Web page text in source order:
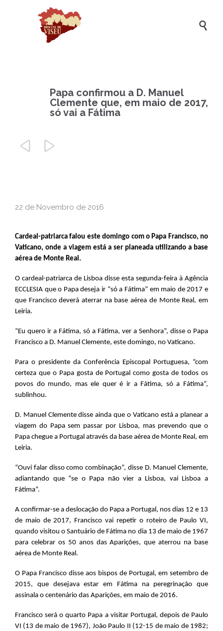

Papa confirmou a D. Manuel
Clemente que, em maio de 2017,
só vai a Fátima
 
22 de Novembro de 2016
Cardeal-patriarca falou este domingo com o Papa Francisco, no
Vaticano, onde a viagem está a ser planeada utilizando a base
aérea de Monte Real.
O cardeal-patriarca de Lisboa disse esta segunda-feira à Agência
ECCLESIA que o Papa deseja ir “só a Fátima” em maio de 2017 e
que Francisco deverá aterrar na base aérea de Monte Real, em
Leiria.
“Eu quero ir a Fátima, só a Fátima, ver a Senhora”, disse o Papa
Francisco a D. Manuel Clemente, este domingo, no Vaticano.
Para o presidente da Conferência Episcopal Portuguesa, “com
certeza que o Papa gosta de Portugal como gosta de todos os
povos do mundo, mas ele quer é ir a Fátima, só a Fátima”,
sublinhou.
D. Manuel Clemente disse ainda que o Vaticano está a planear a
viagem do Papa sem passar por Lisboa, mas prevendo que o
Papa chegue a Portugal através da base aérea de Monte Real, em
Leiria.
“Ouvi falar disso como combinação”, disse D. Manuel Clemente,
adiantando que “se o Papa não vier a Lisboa, vai Lisboa a
Fátima”.
A confirmar-se a deslocação do Papa a Portugal, nos dias 12 e 13
de maio de 2017, Francisco vai repetir o roteiro de Paulo VI,
quando visitou o Santuário de Fátima no dia 13 de maio de 1967
para celebrar os 50 anos das Aparições, que aterrou na base
aérea de Monte Real.
O Papa Francisco disse aos bispos de Portugal, em setembro de
2015, que desejava estar em Fátima na peregrinação que
assinala o centenário das Aparições, em maio de 2016.
Francisco será o quarto Papa a visitar Portugal, depois de Paulo
VI (13 de maio de 1967), João Paulo II (12-15 de maio de 1982;